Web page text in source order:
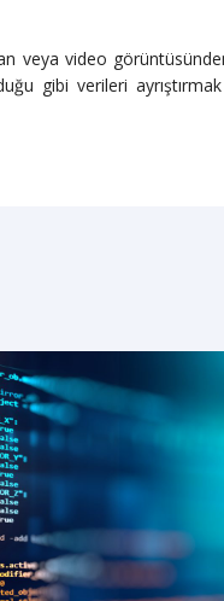
veya video
gibi verileri